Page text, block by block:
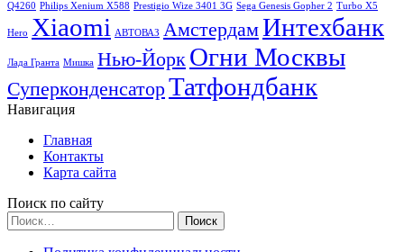
Q4260 Philips Xenium X588 Prestigio Wize 3401 3G Sega Genesis Gopher 2 Turbo X5
Hero Xiaomi АВТОВАЗ АмстердамИнтехбанк
Лада Гранта Мишка Нью-Йорк Огни Москвы
СуперконденсаторТатфондбанк
Навигация
Главная
Контакты
Карта сайта
Поиск по сайту
Найти: